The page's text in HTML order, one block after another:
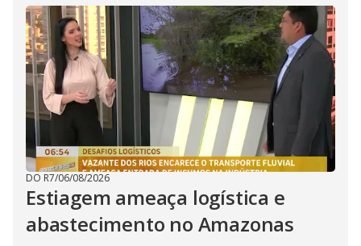
DO R7/06/08/2026
Estiagem ameaça logística e
abastecimento no Amazonas